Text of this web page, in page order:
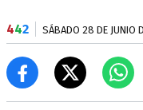
442 SÁBADO 28 DE JUNIO